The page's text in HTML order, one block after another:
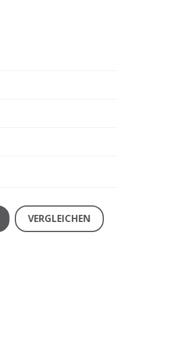
VERGLEICHEN